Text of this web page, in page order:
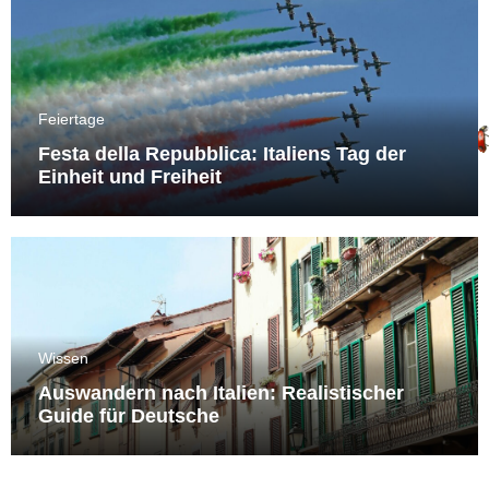
Feiertage
Festa della Repubblica: Italiens Tag der
Einheit und Freiheit
Wissen
Auswandern nach Italien: Realistischer
Guide für Deutsche